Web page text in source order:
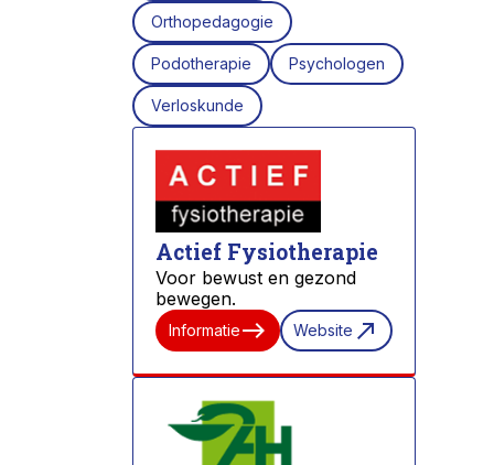
Orthopedagogie
Podotherapie Psychologen
Verloskunde
Actief Fysiotherapie
Voor bewust en gezond
bewegen.
Informatieeast Website north_east